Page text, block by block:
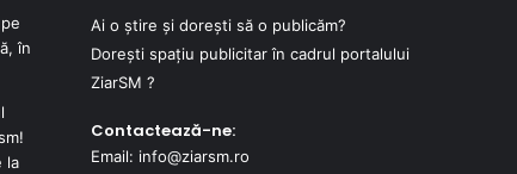
în
la
Ai o știre și dorești să o publicăm?
Dorești spațiu publicitar în cadrul portalului
ZiarSM ?
Contactează-ne:
Email: info@ziarsm.ro